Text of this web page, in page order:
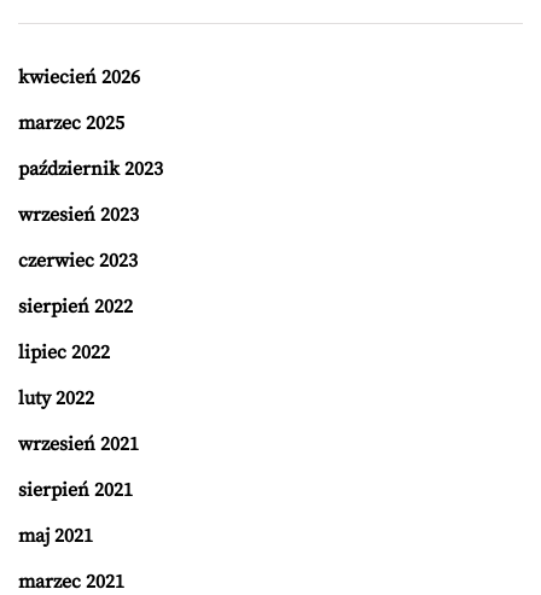
kwiecień 2026
marzec 2025
październik 2023
wrzesień 2023
czerwiec 2023
sierpień 2022
lipiec 2022
luty 2022
wrzesień 2021
sierpień 2021
maj 2021
marzec 2021